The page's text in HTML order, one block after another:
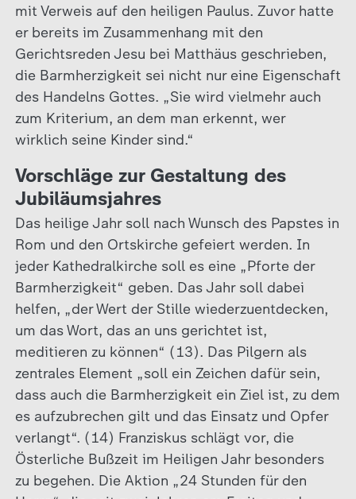
mit Verweis auf den heiligen Paulus. Zuvor hatte
er bereits im Zusammenhang mit den
Gerichtsreden Jesu bei Matthäus geschrieben,
die Barmherzigkeit sei nicht nur eine Eigenschaft
des Handelns Gottes. „Sie wird vielmehr auch
zum Kriterium, an dem man erkennt, wer
wirklich seine Kinder sind.“
Vorschläge zur Gestaltung des
Jubiläumsjahres
Das heilige Jahr soll nach Wunsch des Papstes in
Rom und den Ortskirche gefeiert werden. In
jeder Kathedralkirche soll es eine „Pforte der
Barmherzigkeit“ geben. Das Jahr soll dabei
helfen, „der Wert der Stille wiederzuentdecken,
um das Wort, das an uns gerichtet ist,
meditieren zu können“ (13). Das Pilgern als
zentrales Element „soll ein Zeichen dafür sein,
dass auch die Barmherzigkeit ein Ziel ist, zu dem
es aufzubrechen gilt und das Einsatz und Opfer
verlangt“. (14) Franziskus schlägt vor, die
Österliche Bußzeit im Heiligen Jahr besonders
zu begehen. Die Aktion „24 Stunden für den